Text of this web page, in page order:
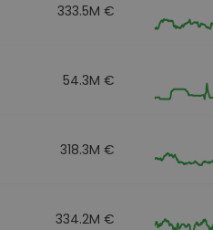
333.5M €
54.3M €
318.3M €
334.2M €